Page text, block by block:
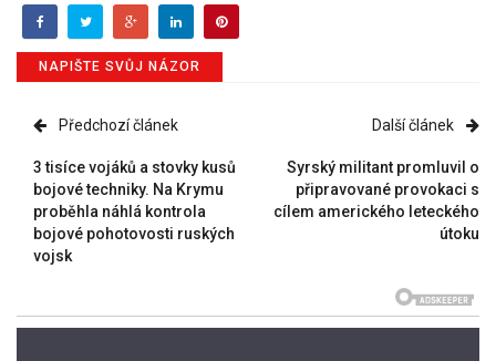
NAPIŠTE SVŮJ NÁZOR
Předchozí článek
3 tisíce vojáků a stovky kusů
bojové techniky. Na Krymu
proběhla náhlá kontrola
bojové pohotovosti ruských
vojsk
Další článek
Syrský militant promluvil o
připravované provokaci s
cílem amerického leteckého
útoku